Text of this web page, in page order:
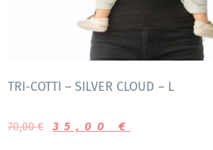
TRI-COTTI – SILVER CLOUD – L
70,00€ 35,00 €